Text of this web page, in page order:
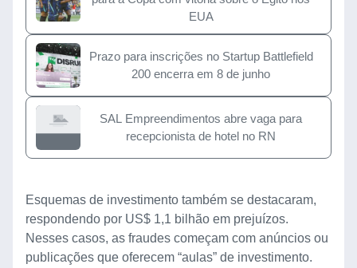
EUA
Prazo para inscrições no Startup Battlefield
200 encerra em 8 de junho
SAL Empreendimentos abre vaga para
recepcionista de hotel no RN
Esquemas de investimento também se destacaram,
respondendo por US$ 1,1 bilhão em prejuízos.
Nesses casos, as fraudes começam com anúncios ou
publicações que oferecem “aulas” de investimento.